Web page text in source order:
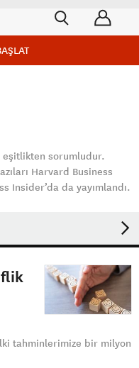
eşitlikten sorumludur.
Harvard Business
Insider’da da yayımlandı.
tahminlerimize bir milyon